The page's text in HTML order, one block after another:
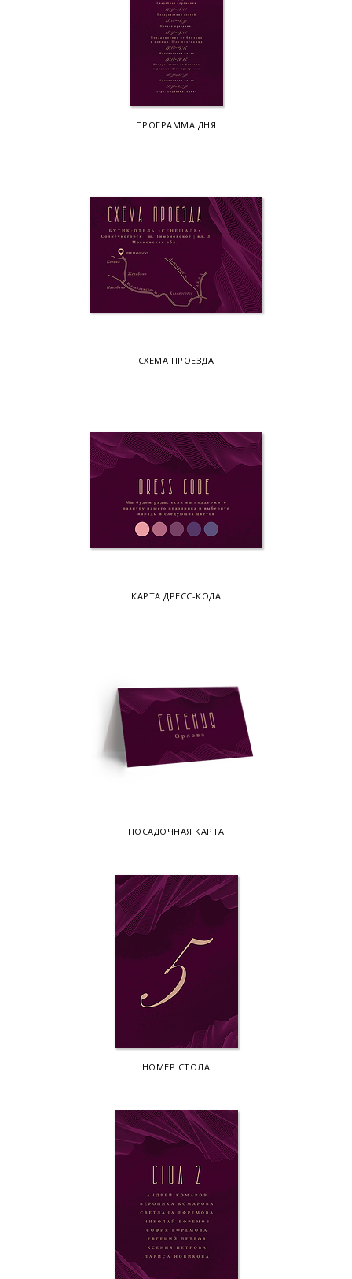
ПРОГРАММА ДНЯ
СХЕМА ПРОЕЗДА
КАРТА ДРЕСС-КОДА
ПОСАДОЧНАЯ КАРТА
НОМЕР СТОЛА